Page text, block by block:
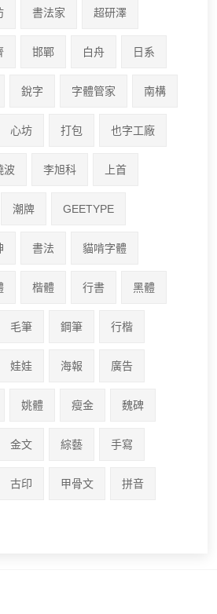
書法家 超研澤
邯鄲 白舟 日系
銳字 字體管家 南構
心坊 打包 也字工廠
波 李旭科 上首
潮牌 GEETYPE
書法 貓啃字體
楷體 行書 黑體
毛筆 鋼筆 行楷
娃娃 海報 廣告
姚體 瘦金 魏碑
金文 綜藝 手寫
古印 甲骨文 拼音